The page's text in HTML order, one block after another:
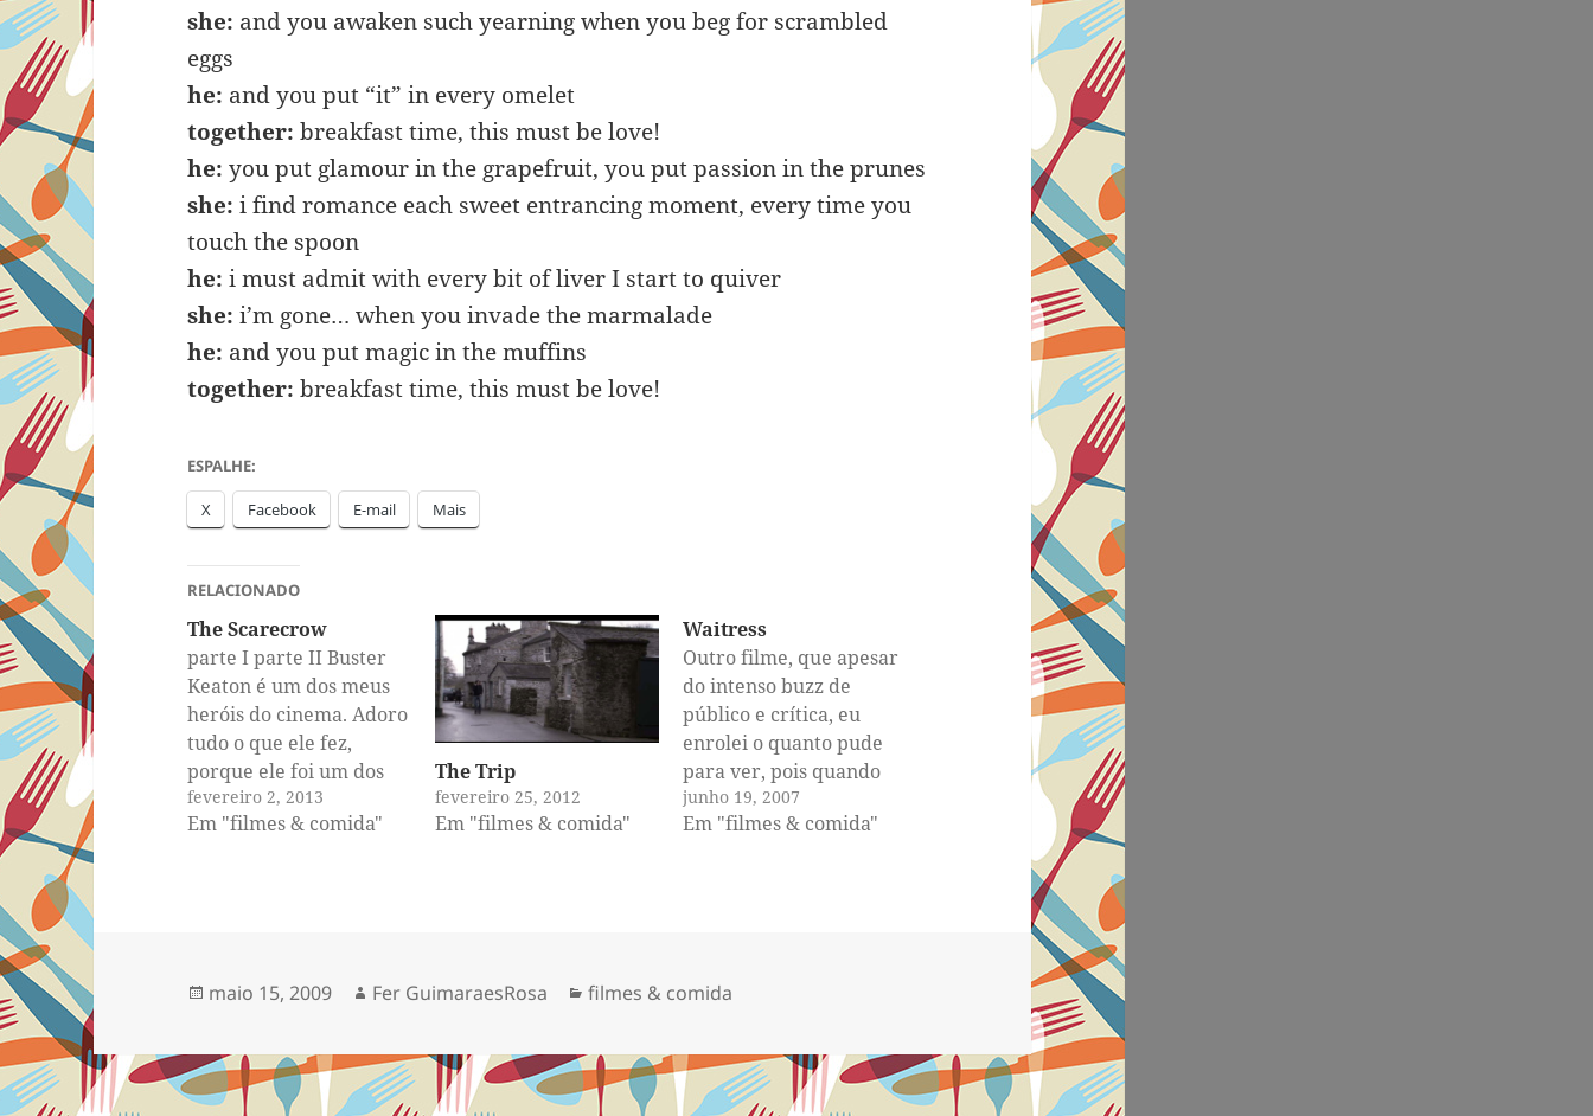
she: and you awaken such yearning when you beg for scrambled
eggs
he: and you put “it” in every omelet
together: breakfast time, this must be love!
he: you put glamour in the grapefruit, you put passion in the prunes
she: i find romance each sweet entrancing moment, every time you
touch the spoon
he: i must admit with every bit of liver I start to quiver
she: i’m gone… when you invade the marmalade
he: and you put magic in the muffins
together: breakfast time, this must be love!
ESPALHE:
X Facebook E-mail Mais
RELACIONADO
The Scarecrow
parte I parte II Buster
Keaton é um dos meus
heróis do cinema. Adoro
tudo o que ele fez,
porque ele foi um dos
gênios das primeiras
décadas de Hollywood.
exigiam astúcia,…
fevereiro 2, 2013
Em "filmes & comida"
The Trip
fevereiro 25, 2012
Em "filmes & comida"
Waitress
Outro filme, que apesar
do intenso buzz de
público e crítica, eu
enrolei o quanto pude
para ver, pois quando
assisti ao trailer tive a
impressão que esse
junho 19, 2007
Em "filmes & comida"
Publicado
maio 15, 2009 Autor
Fer GuimaraesRosa Categorias
filmes & comida